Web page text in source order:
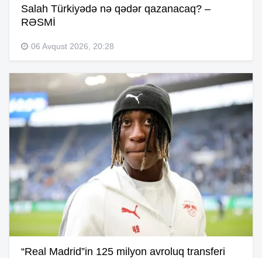
Salah Türkiyədə nə qədər qazanacaq? –
RƏSMİ
06 Avqust 2026, 20:28
“Real Madrid”in 125 milyon avroluq transferi